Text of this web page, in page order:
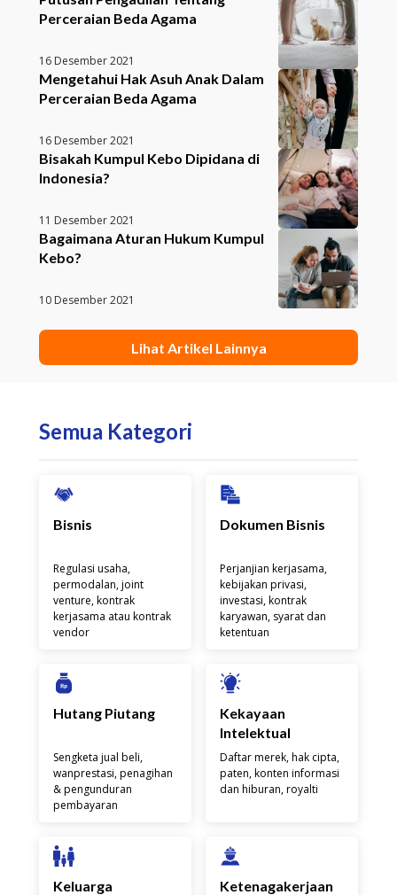
Perceraian Beda Agama
16 Desember 2021
Mengetahui Hak Asuh Anak Dalam
Perceraian Beda Agama
16 Desember 2021
Bisakah Kumpul Kebo Dipidana di
Indonesia?
11 Desember 2021
Bagaimana Aturan Hukum Kumpul
Kebo?
10 Desember 2021
Lihat Artikel Lainnya
Semua Kategori
Bisnis
Regulasi usaha,
permodalan, joint
venture, kontrak
kerjasama atau kontrak
vendor
Dokumen Bisnis
Perjanjian kerjasama,
kebijakan privasi,
investasi, kontrak
karyawan, syarat dan
ketentuan
Hutang Piutang
Sengketa jual beli,
wanprestasi, penagihan
& pengunduran
pembayaran
Kekayaan
Intelektual
Daftar merek, hak cipta,
paten, konten informasi
dan hiburan, royalti
Keluarga Ketenagakerjaan